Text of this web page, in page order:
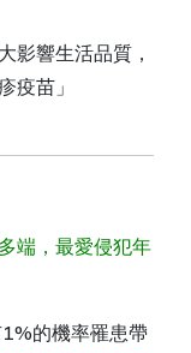
影響生活品質，
疫苗」
端，最愛侵犯年
的機率罹患帶